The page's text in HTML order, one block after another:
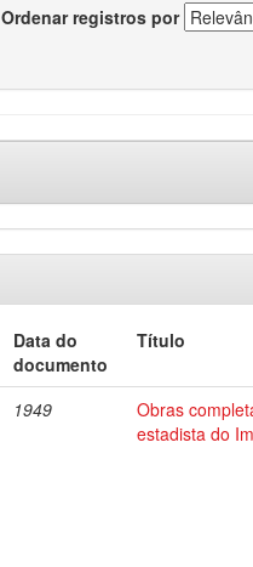
Ordenar registros por
Data do
documento
Título
1949
Obras
estadista do